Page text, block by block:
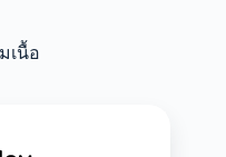
เนื้อ